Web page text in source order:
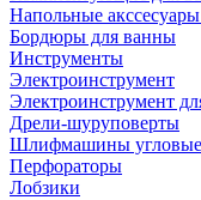
Напольные
Бордюры для ванны
Инструменты
Электроинструмент
Электроинструмент
Дрели-шуруповерты
Шлифмашины
Перфораторы
Лобзики